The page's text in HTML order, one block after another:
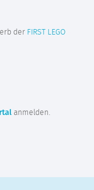
der FIRST LEGO
anmelden.